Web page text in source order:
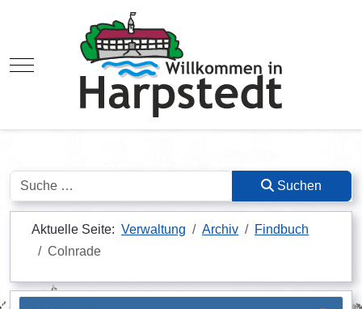
Mobile Menu Toggle
Suchen Suchen
Aktuelle Seite: Verwaltung Archiv
Findbuch
Colnrade